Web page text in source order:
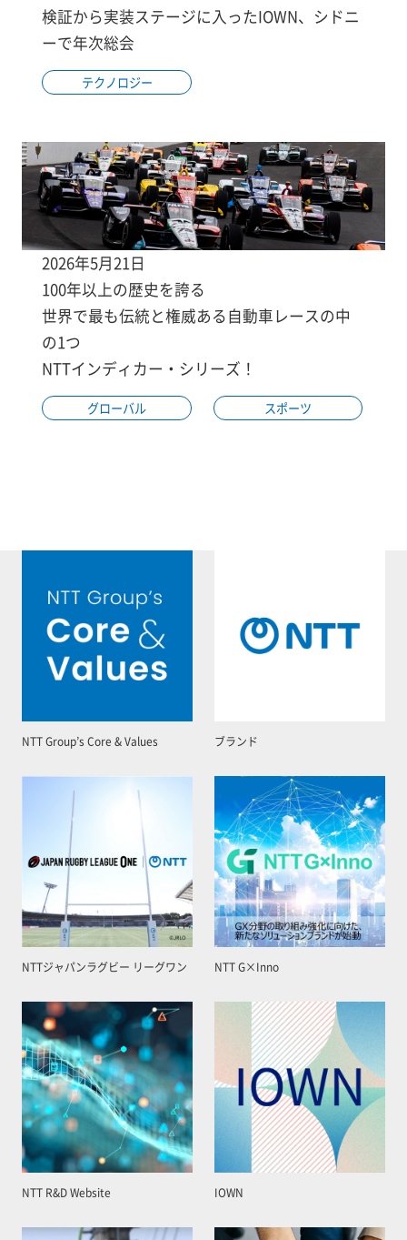
検証から実装ステージに入ったIOWN、シドニ
ーで年次総会
テクノロジー
2026年5月21日
100年以上の歴史を誇る
世界で最も伝統と権威ある自動車レースの中
の1つ
NTTインディカー・シリーズ！
グローバル スポーツ
NTT Group’s Core & Values ブランド
NTTジャパンラグビー リーグワン NTT G×Inno
NTT R&D Website IOWN